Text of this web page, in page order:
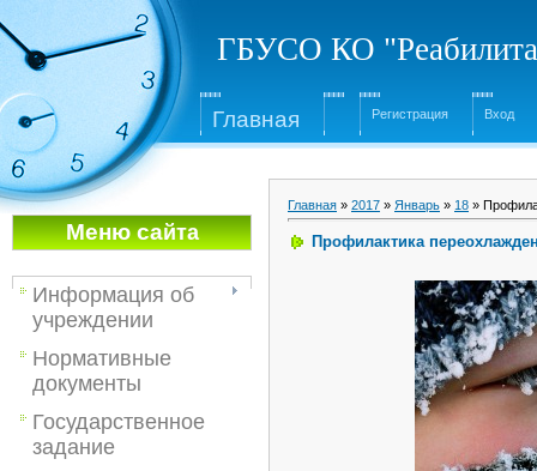
ГБУСО КО
Главная Регистрация Вход
Меню сайта
Информация об
учреждении
Нормативные
документы
Государственное
задание
Главная » 2017 » Январь » 18 »
Профилактика